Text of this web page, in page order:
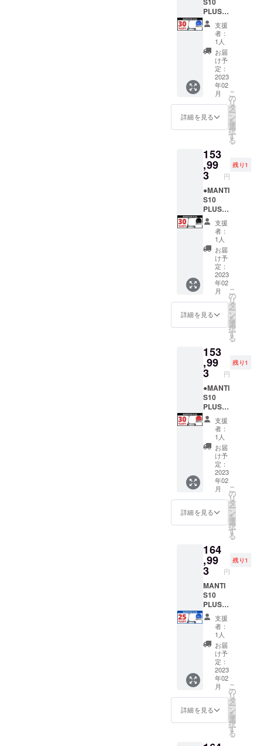
います。海
外では高品
質でかっこ
よく便利な
ものが進ん
で使われて
います。日
本でもを移
動手段のメ
インとして
型電動モビ
リティを使
うようにな
り、良いも
のが売ら
れ、電動
キックボー
ドは危ない
おもちゃ、
という偏見
をなくして
未来に進ん
で行きたい
という願い
evmartは活
動していま
PLUS＜
30％OF
F＞
【各色
限定1
台】
販売予
定価格
￥219,9
90（税
込）
→
￥153,9
93（税
料込）
※発送先
が北海
道・沖
縄県・
離島に
なる場
合は、
追加送
料が必
要で
す。配
送オプ
ション
を必ず
ご購入
下さい
ブルー/
標準タ
イヤ：1
ンバー
プレー
ト登録
に必要
な原動
機付自
転車販
売証明
書は、
PDF形
式でご
登録の
メール
アドレ
ス宛に
お送り
いたし
ます。
＝＝＝
＝＝ ＜
S10
PLUSに
興味を
持ちご
支援い
ただけ
る方
へ、下
記を必
ずお読
みくだ
さい＞
MANTI
S10
PLUSは
公道仕
様の電
動キッ
クボー
ドで
支援
者：
1人
お届
け予
定：
2023
年02
月
詳細を見る
こ
の
リ
タ
ー
ン
を
選
択
す
る
153
,99
3 円
残り1
●MANTI
S10
PLUS＜
30％OF
F＞
【各色
限定1
台】
販売予
定価格
￥219,9
90（税
込）
→
￥153,9
93（税
料込）
※発送先
が北海
道・沖
縄県・
離島に
なる場
合は、
追加送
料が必
要で
す。配
送オプ
ション
を必ず
ご購入
下さい
ブラッ
ク/標準
タイ
※ナン
バープ
レート
登録に
必要な
原動機
付自転
車販売
証明書
は、
PDF形
式でご
登録の
メール
アドレ
ス宛に
お送り
いたし
ます。
＝＝＝
支援
者：
1人
お届
け予
定：
2023
年02
月
詳細を見る
こ
の
リ
タ
ー
ン
を
選
択
す
る
153
,99
3 円
残り1
●MANTI
S10
PLUS＜
30％OF
F＞
【各色
限定1
台】 販
売予定
価格
￥219,9
90（税
込）
→
￥153,9
93（税
料込）
※発送先
が北海
道・沖
縄県・
離島に
なる場
合は、
追加送
料が必
要で
す。配
送オプ
ション
を必ず
ご購入
下さい
レッド/
標準タ
イヤ：1
支援
者：
1人
お届
け予
定：
2023
年02
月
詳細を見る
こ
の
リ
タ
ー
ン
を
選
択
す
る
164
,99
3 円
残り1
MANTI
S10
PLUS
＜
25％OF
F＞
【各色
限定1
台】
販売予
定価格
￥219,9
90（税
込）
→
￥164,9
支援
者：
1人
お届
け予
定：
2023
年02
月
詳細を見る
こ
の
リ
タ
ー
ン
を
選
択
す
る